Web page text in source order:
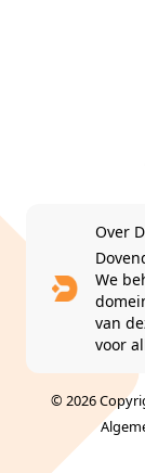
Over
We
van
voor
© 2026